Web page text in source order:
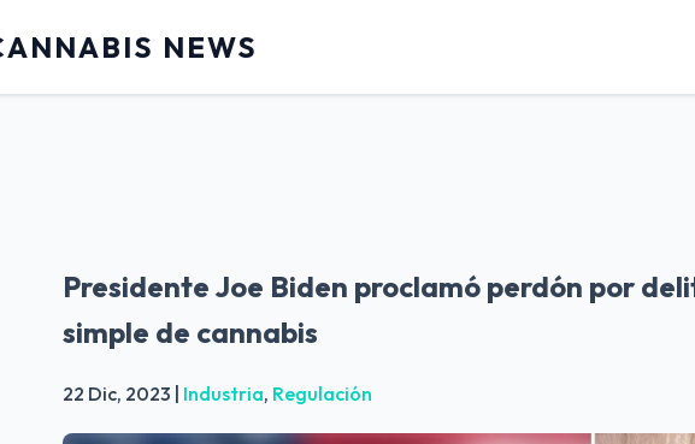
NEWS
Presidente Joe Biden proclamó perdón por
simple de cannabis
22 Dic, 2023 | Industria, Regulación